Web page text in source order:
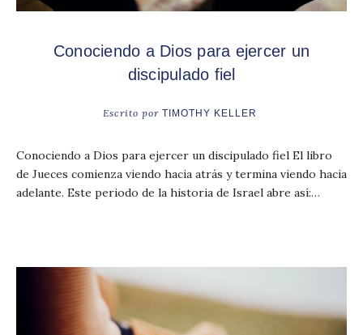
Conociendo a Dios para ejercer un
discipulado fiel
Escrito por TIMOTHY KELLER
Conociendo a Dios para ejercer un discipulado fiel El libro
de Jueces comienza viendo hacia atrás y termina viendo hacia
adelante. Este periodo de la historia de Israel abre así:…